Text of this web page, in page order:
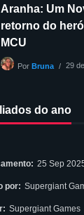
Aranha: Um
retorno do
MCU
Por Bruna 29
do ano
25 Sep
por: Supergiant
Supergiant Games